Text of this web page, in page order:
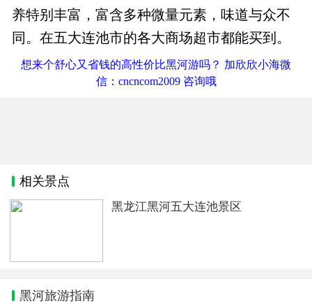
养特别丰富，富含多种微量元素，味道与众不
同。在五大连池市的各大商场超市都能买到。
想来个舒心又省钱的高性价比黑河游吗？ 加欣欣小海微
信：cncncom2009 咨询哦
相关景点
黑龙江黑河五大连池景区
黑河旅游指南